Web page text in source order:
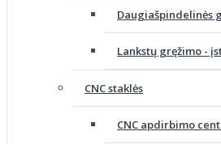
Daugiašpindelinės
Lankstų gręžimo -
CNC staklės
CNC apdirbimo